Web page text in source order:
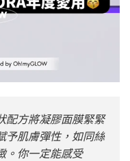
配方將凝膠面膜緊緊
予肌膚彈性，如同絲
。你一定能感受